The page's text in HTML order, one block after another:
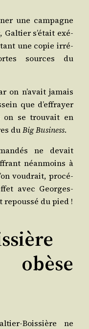
une cam­pagne
, Gal­tier s’é­tait exé­
une copie irré­
sources du
on n’a­vait jamais
que d’ef­frayer
on se trou­vait en
duBig Busi­ness.
ne devait
néan­moins à
vou­drait, pro­cé­
avec Georges-
du pied !
Bois­sière ne